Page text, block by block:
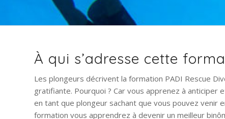
À qui s’adresse cette
Les plongeurs décrivent la formation PADI Rescue
gratifiante. Pourquoi ? Car vous apprenez à anticiper
en tant que plongeur sachant que vous pouvez venir
formation vous apprendrez à devenir un meilleur